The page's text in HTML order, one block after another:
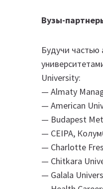
Вузы-
Будучи частью
University:
— Almaty
— American
— Budapest
— CEIPA,
— Charlotte
— Chitkara
— Galala